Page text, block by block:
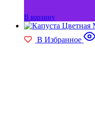
В корзину
В Избранное